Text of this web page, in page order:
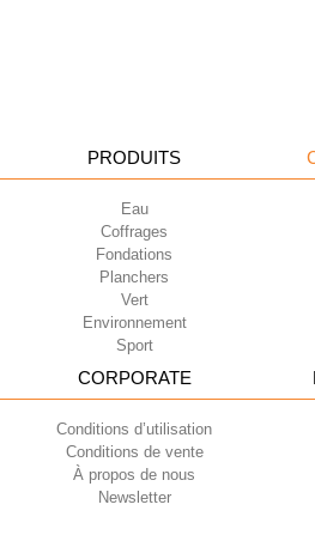
PRODUITS
Eau
Coffrages
Fondations
Planchers
Vert
Environnement
Sport
CORPORATE
Conditions d’utilisation
Conditions de vente
À propos de nous
Newsletter